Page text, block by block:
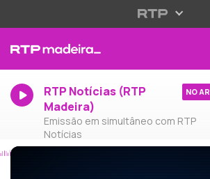
RTP Notícias (RTP
Madeira)
Emissão em simultâneo com RTP
Notícias
NO AR